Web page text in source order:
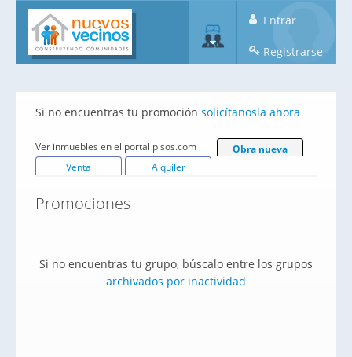
Entrar
Registrarse
Si no encuentras tu promoción solicítanosla ahora
Ver inmuebles en el portal pisos.com
Obra nueva
Venta
Alquiler
Promociones
Si no encuentras tu grupo, búscalo entre los grupos
archivados por inactividad